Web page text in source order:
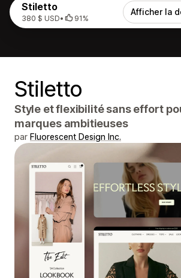
Stiletto
380 $ USD• 91%
Afficher la
Stiletto
Style et flexibilité sans effort
marques ambitieuses
par Fluorescent Design Inc.